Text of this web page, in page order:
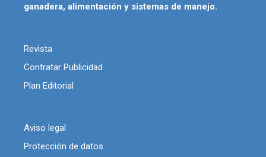
ganadera, alimentación y sistemas de manejo.
Revista
Contratar Publicidad
Plan Editorial
Aviso legal
Protección de datos